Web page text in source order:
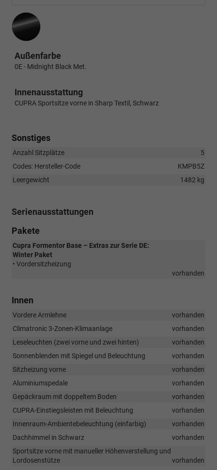
Außenfarbe
0E - Midnight Black Met.
Innenausstattung
CUPRA Sportsitze vorne in Sharp Textil, Schwarz
Sonstiges
Anzahl Sitzplätze
5
Codes: Hersteller-Code
KMPB5Z
Leergewicht
1482 kg
Serienausstattungen
Pakete
Cupra Formentor Base – Extras zur Serie DE:
Winter Paket
• Vordersitzheizung
vorhanden
Innen
Vordere Armlehne
vorhanden
Climatronic 3-Zonen-Klimaanlage
vorhanden
Leseleuchten (zwei vorne und zwei hinten)
vorhanden
Sonnenblenden mit Spiegel und Beleuchtung
vorhanden
Sitzheizung vorne
vorhanden
Aluminiumspedale
vorhanden
Gepäckraum mit doppeltem Boden
vorhanden
CUPRA-Einstiegsleisten mit Beleuchtung
vorhanden
Innenraum-Ambientebeleuchtung (einfarbig)
vorhanden
Dachhimmel in Schwarz
vorhanden
Sportsitze vorne mit manueller Höhenverstellung und
Lordosenstütze
vorhanden